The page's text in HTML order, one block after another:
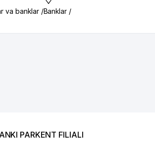
va banklar /Banklar /
PARKENT FILIALI